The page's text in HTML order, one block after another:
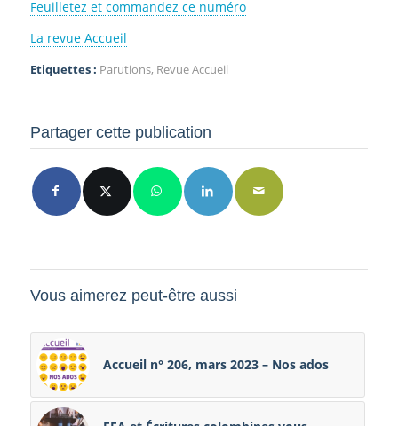
Feuilletez et commandez ce numéro
La revue Accueil
Etiquettes : Parutions, Revue Accueil
Partager cette publication
Vous aimerez peut-être aussi
Accueil n° 206, mars 2023 – Nos ados